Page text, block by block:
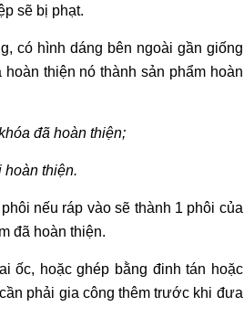
sẽ bị phạt.
có hình dáng bên ngoài gần giống
thiện nó thành sản phẩm hoàn
đã hoàn thiện;
hoàn thiện.
nếu ráp vào sẽ thành 1 phôi của
đã hoàn thiện.
ốc, hoặc ghép bằng đinh tán hoặc
phải gia công thêm trước khi đưa